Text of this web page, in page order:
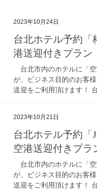
2023年10月24日
台北ホテル予約「
港送迎付きプラン
台北市内のホテルに「
が、ビジネス目的のお客
送迎をご利用頂けます！
2023年10月21日
台北ホテル予約「
空港送迎付きプラ
台北市内のホテルに「
が、ビジネス目的のお客
送迎をご利用頂けます！